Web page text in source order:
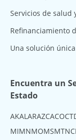
Servicios de salud
Refinanciamiento
Una solución
Encuentra un
Estado
AKAL ARAZCACOCT
MIMNMOMSMTNC